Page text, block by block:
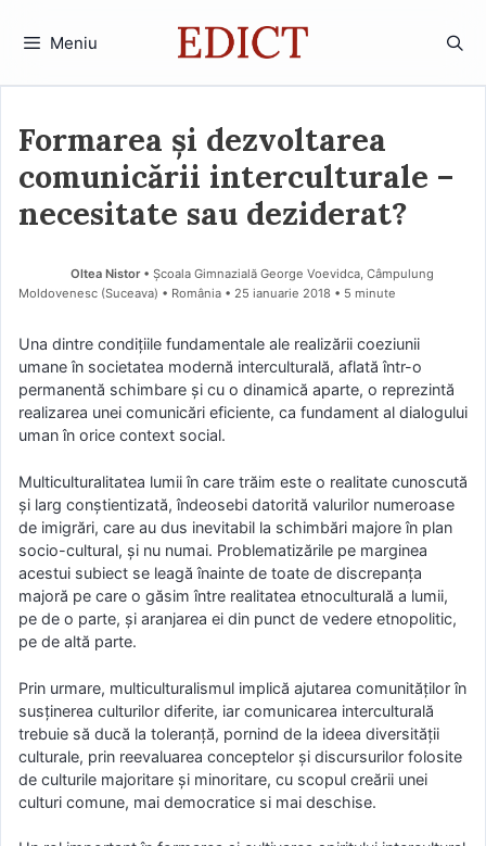
Meniu
Formarea și dezvoltarea
comunicării interculturale –
necesitate sau deziderat?
Oltea Nistor• Școala Gimnazială George Voevidca, Câmpulung
Moldovenesc (Suceava) • România
25 ianuarie 2018 • 5 minute
Una dintre condițiile fundamentale ale realizării coeziunii
umane în societatea modernă interculturală, aflată într-o
permanentă schimbare și cu o dinamică aparte, o reprezintă
realizarea unei comunicări eficiente, ca fundament al dialogului
uman în orice context social.
Multiculturalitatea lumii în care trăim este o realitate cunoscută
și larg conștientizată, îndeosebi datorită valurilor numeroase
de imigrări, care au dus inevitabil la schimbări majore în plan
socio-cultural, și nu numai. Problematizările pe marginea
acestui subiect se leagă înainte de toate de discrepanța
majoră pe care o găsim între realitatea etnoculturală a lumii,
pe de o parte, și aranjarea ei din punct de vedere etnopolitic,
pe de altă parte.
Prin urmare, multiculturalismul implică ajutarea comunităților în
susținerea culturilor diferite, iar comunicarea interculturală
trebuie să ducă la toleranță, pornind de la ideea diversității
culturale, prin reevaluarea conceptelor și discursurilor folosite
de culturile majoritare și minoritare, cu scopul creării unei
culturi comune, mai democratice si mai deschise.